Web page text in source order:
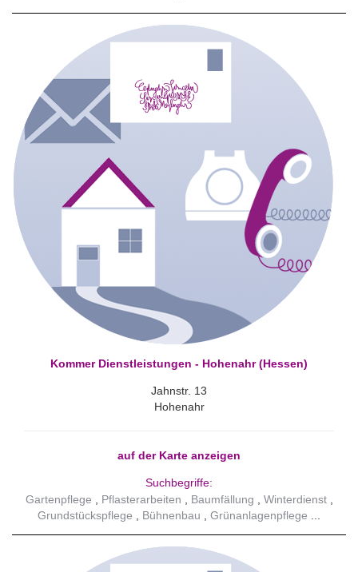
Kommer Dienstleistungen - Hohenahr (Hessen)
Jahnstr. 13
Hohenahr
auf der Karte anzeigen
Suchbegriffe:
Gartenpflege
Pflasterarbeiten Baumfällung
Winterdienst
Grundstückspflege
Bühnenbau Grünanlagenpflege